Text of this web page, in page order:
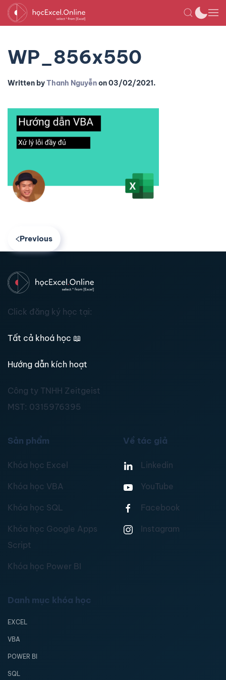
WP_856x550
Written byThanh Nguyễnon03/02/2021.
Previous
Click đăng ký học tại:
Tất cả khoá học 📖
Hướng dẫn kích hoạt
Công ty TNHH Zeitgeist
MST: 0315976395
Sản phẩm
Khóa học Excel
Khóa học VBA
Khóa học SQL
Khóa học Google Apps
Script
Khóa học Power BI
Về tác giả
Linkedin
YouTube
Facebook
Instagram
Danh mục khóa học
EXCEL
VBA
POWER BI
SQL